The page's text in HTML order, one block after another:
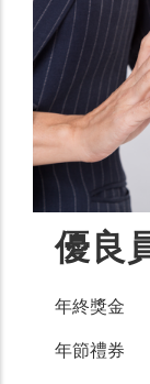
優良
年終獎金
年節禮券